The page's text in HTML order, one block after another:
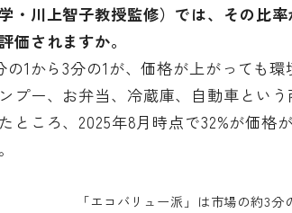
・川上智子教授監修）では、その比
価されますか。
の1から3分の1が、価格が上がっても
プー、お弁当、冷蔵庫、自動車とい
ところ、2025年8月時点で32%が価格
「エコバリュー派」は市場の約3分